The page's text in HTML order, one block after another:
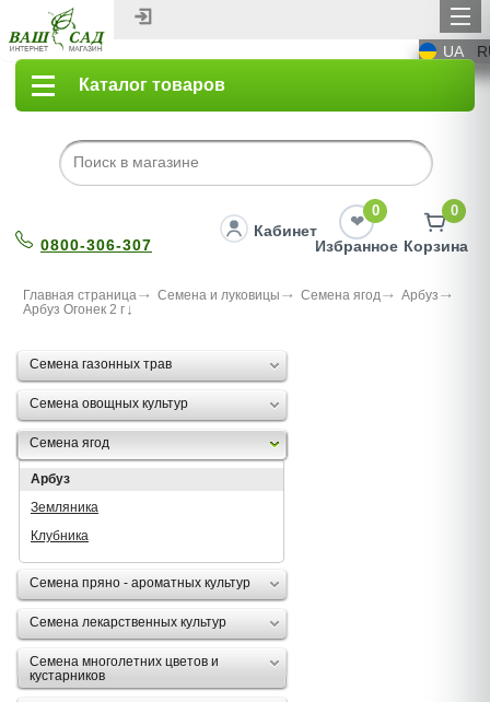
UA
Каталог товаров
0800-306-307
Кабинет
0
Избранное
0
Корзина
Главная страница Семена и луковицы Семена ягод
Арбуз
Арбуз Огонек 2 г
Семена газонных трав
Семена овощных культур
Семена ягод
Арбуз
Земляника
Клубника
Семена пряно - ароматных культур
Семена лекарственных культур
Семена многолетних цветов и
кустарников